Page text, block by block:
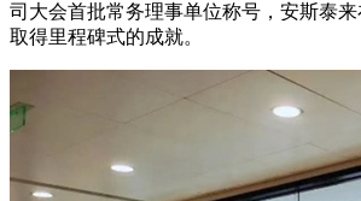
司大会首批常务理事单位称号，安斯泰
取得里程碑式的成就。